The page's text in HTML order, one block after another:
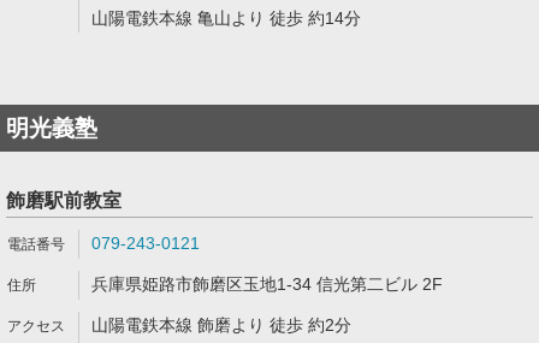
山陽電鉄本線 亀山より 徒歩 約14分
明光義塾
飾磨駅前教室
079-243-0121
兵庫県姫路市飾磨区玉地1-34 信光第二ビル 2F
山陽電鉄本線 飾磨より 徒歩 約2分